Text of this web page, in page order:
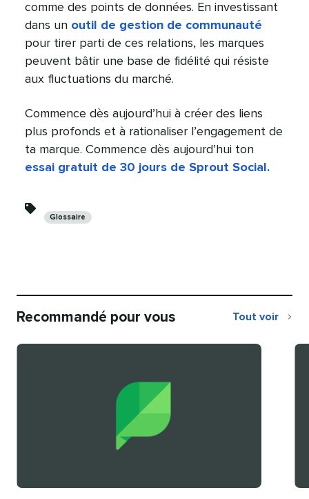
comme des points de données. En investissant
dans un outil de gestion de communauté
pour tirer parti de ces relations, les marques
peuvent bâtir une base de fidélité qui résiste
aux fluctuations du marché.​​
Commence dès aujourd’hui à créer des liens
plus profonds et à rationaliser l’engagement de
ta marque. Commence dès aujourd’hui ton
essai gratuit de 30 jours de Sprout Social.
Catégories​​
Glossaire​​
Recommandé pour vous​​ Tout voir